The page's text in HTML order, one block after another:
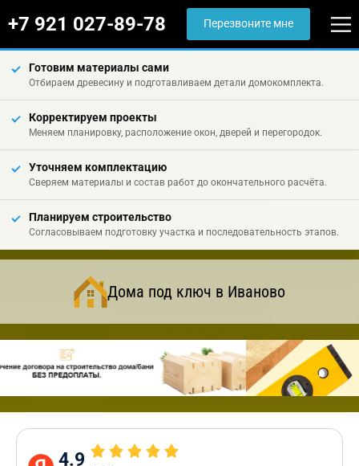
+7 921 027-89-78 Перезвоните мне
Готовим материалы сами
Отбираем древесину и подготавливаем детали домокомплекта.
Корректируем проекты
Меняем планировку, расположение окон, дверей и перегородок.
Уточняем комплектацию
Сверяем материалы и состав работ до окончательного расчёта.
Планируем строительство
Согласовываем подготовку участка и последовательность этапов.
Дома под ключ в Иваново
4.9